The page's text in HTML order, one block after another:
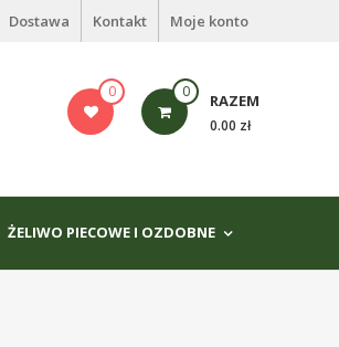
Dostawa Kontakt Moje konto
0 0 RAZEM
0.00 zł
ŻELIWO PIECOWE I OZDOBNE